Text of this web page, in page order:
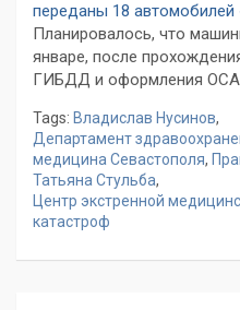
переданы 18 автомобилей
Планировалось, что
январе, после
ГИБДД и оформления
Tags: Владислав Нусинов,
Департамент
медицина Севастополя,
Татьяна Стульба,
Центр экстренной
катастроф